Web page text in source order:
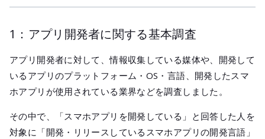
1：アプリ開発者に関する基本調査
アプリ開発者に対して、情報収集している媒体や、開発して
いるアプリのプラットフォーム・OS・言語、開発したスマ
ホアプリが使用されている業界などを調査しました。
その中で、「スマホアプリを開発している」と回答した人を
対象に「開発・リリースしているスマホアプリの開発言語」